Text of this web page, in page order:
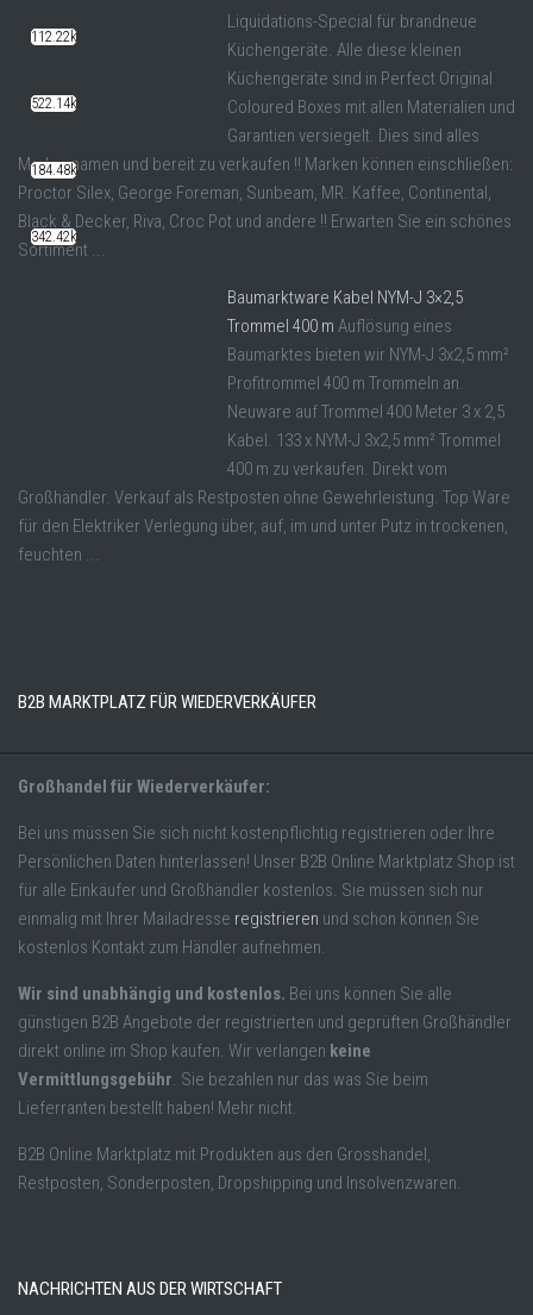
Liquidations-Special für brandneue
Küchengeräte. Alle diese kleinen
Küchengeräte sind in Perfect Original
Coloured Boxes mit allen Materialien und
Garantien versiegelt. Dies sind alles
Markennamen und bereit zu verkaufen !! Marken können einschließen:
Proctor Silex, George Foreman, Sunbeam, MR. Kaffee, Continental,
Black & Decker, Riva, Croc Pot und andere !! Erwarten Sie ein schönes
Sortiment ...
Baumarktware Kabel NYM-J 3×2,5
Trommel 400 m Auflösung eines
Baumarktes bieten wir NYM-J 3x2,5 mm²
Profitrommel 400 m Trommeln an.
Neuware auf Trommel 400 Meter 3 x 2,5
Kabel. 133 x NYM-J 3x2,5 mm² Trommel
400 m zu verkaufen. Direkt vom
Großhändler. Verkauf als Restposten ohne Gewehrleistung. Top Ware
für den Elektriker Verlegung über, auf, im und unter Putz in trockenen,
feuchten ...
B2B MARKTPLATZ FÜR WIEDERVERKÄUFER
Großhandel für Wiederverkäufer:
Bei uns müssen Sie sich nicht kostenpflichtig registrieren oder Ihre
Persönlichen Daten hinterlassen! Unser B2B Online Marktplatz Shop ist
für alle Einkäufer und Großhändler kostenlos. Sie müssen sich nur
einmalig mit Ihrer Mailadresse registrieren und schon können Sie
kostenlos Kontakt zum Händler aufnehmen.
Wir sind unabhängig und kostenlos. Bei uns können Sie alle
günstigen B2B Angebote der registrierten und geprüften Großhändler
direkt online im Shop kaufen. Wir verlangen keine
Vermittlungsgebühr. Sie bezahlen nur das was Sie beim
Lieferranten bestellt haben! Mehr nicht.
B2B Online Marktplatz mit Produkten aus den Grosshandel,
Restposten, Sonderposten, Dropshipping und Insolvenzwaren.
NACHRICHTEN AUS DER WIRTSCHAFT
112.22k
522.14k
184.48k
342.42k